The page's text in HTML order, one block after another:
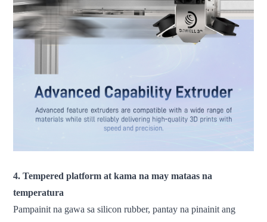
4. Tempered platform at kama na may mataas na
temperatura
Pampainit na gawa sa silicon rubber, pantay na pinainit ang